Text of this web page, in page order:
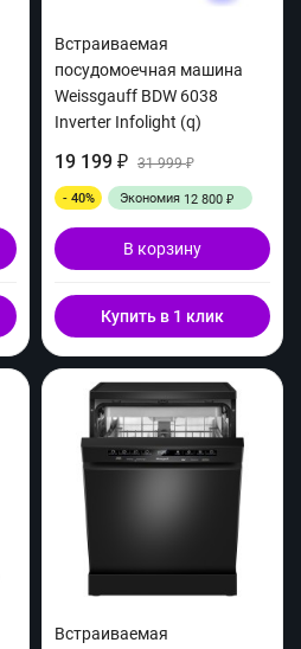
Встраиваемая
посудомоечная машина
Weissgauff BDW 6038
Inverter Infolight (q)
19 199 ₽ 31 999₽
- 40% Экономия 12 800 ₽
В корзину
Купить в 1 клик
Встраиваемая